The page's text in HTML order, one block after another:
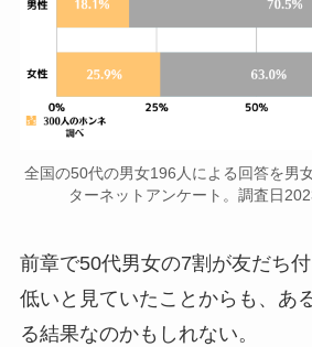
全国の50代の男女196人による回答を男
ターネットアンケート。調査日
前章で50代男女の7割が友だち
低いと見ていたことからも、あ
る結果なのかもしれない。